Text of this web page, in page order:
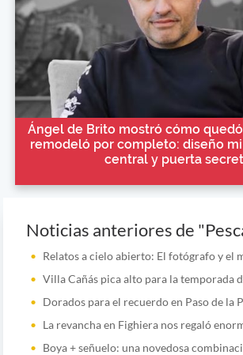
Ángel de Brito mostró cómo
remodeló por completo: diseño
central y puerta
Noticias anteriores de
Relatos a cielo abierto: El fotógrafo y el
Villa Cañás pica alto para la temporada
Dorados para el recuerdo en Paso de la
La revancha en Fighiera nos regaló
Boya + señuelo: una novedosa